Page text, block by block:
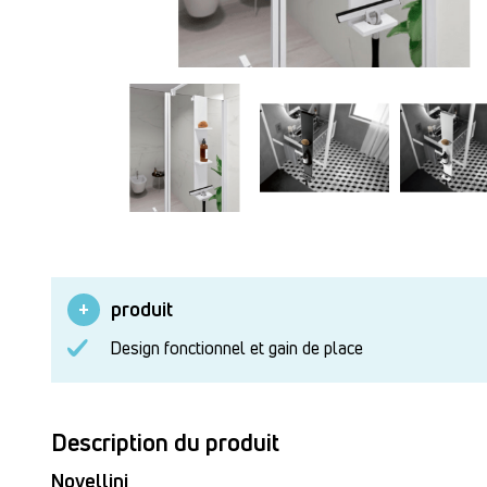
produit
Design fonctionnel et gain de place
Description du produit
Novellini